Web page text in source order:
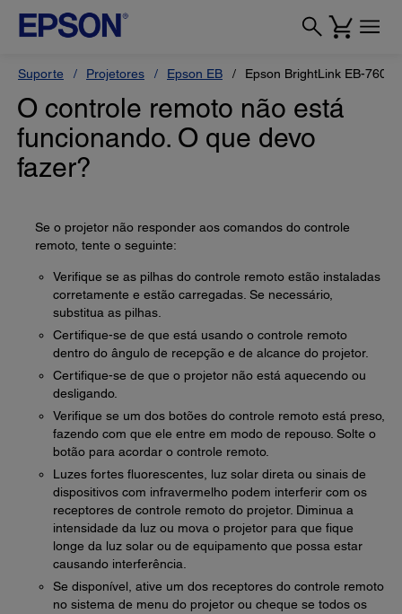
Suporte Projetores Epson EB Epson BrightLink EB-760Wi
O controle remoto não está
funcionando. O que devo
fazer?
Se o projetor não responder aos comandos do controle
remoto, tente o seguinte:
Verifique se as pilhas do controle remoto estão instaladas
corretamente e estão carregadas. Se necessário,
substitua as pilhas.
Certifique-se de que está usando o controle remoto
dentro do ângulo de recepção e de alcance do projetor.
Certifique-se de que o projetor não está aquecendo ou
desligando.
Verifique se um dos botões do controle remoto está preso,
fazendo com que ele entre em modo de repouso. Solte o
botão para acordar o controle remoto.
Luzes fortes fluorescentes, luz solar direta ou sinais de
dispositivos com infravermelho podem interferir com os
receptores de controle remoto do projetor. Diminua a
intensidade da luz ou mova o projetor para que fique
longe da luz solar ou de equipamento que possa estar
causando interferência.
Se disponível, ative um dos receptores do controle remoto
no sistema de menu do projetor ou cheque se todos os